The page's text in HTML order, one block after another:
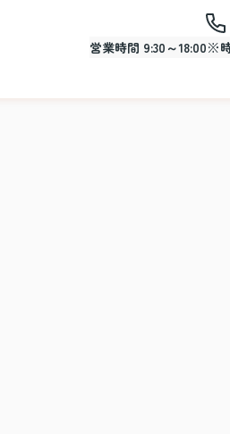
営業時間 9:30～18:00※